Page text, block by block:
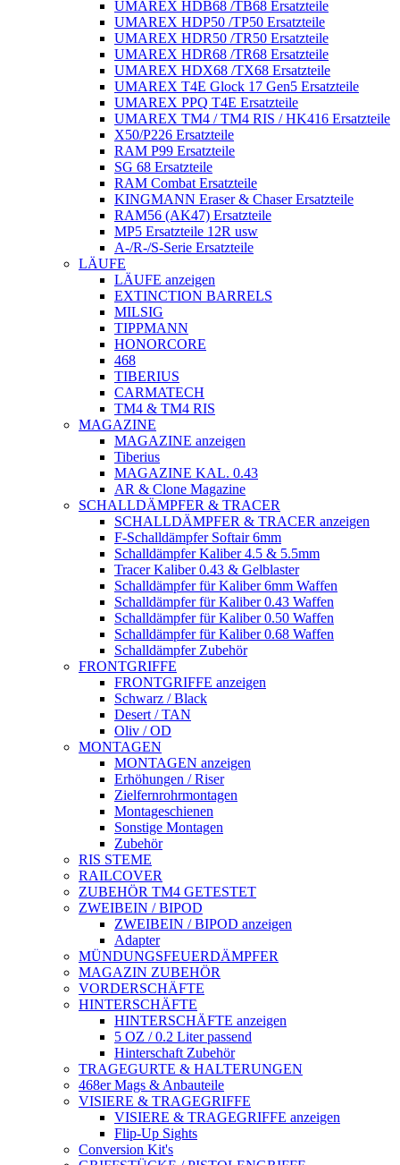
UMAREX HDB68 /TB68 Ersatzteile
UMAREX HDP50 /TP50 Ersatzteile
UMAREX HDR50 /TR50 Ersatzteile
UMAREX HDR68 /TR68 Ersatzteile
UMAREX HDX68 /TX68 Ersatzteile
UMAREX T4E Glock 17 Gen5 Ersatzteile
UMAREX PPQ T4E Ersatzteile
UMAREX TM4 / TM4 RIS / HK416 Ersatzteile
X50/P226 Ersatzteile
RAM P99 Ersatzteile
SG 68 Ersatzteile
RAM Combat Ersatzteile
KINGMANN Eraser & Chaser Ersatzteile
RAM56 (AK47) Ersatzteile
MP5 Ersatzteile 12R usw
A-/R-/S-Serie Ersatzteile
LÄUFE
LÄUFE anzeigen
EXTINCTION BARRELS
MILSIG
TIPPMANN
HONORCORE
468
TIBERIUS
CARMATECH
TM4 & TM4 RIS
MAGAZINE
MAGAZINE anzeigen
Tiberius
MAGAZINE KAL. 0.43
AR & Clone Magazine
SCHALLDÄMPFER & TRACER
SCHALLDÄMPFER & TRACER anzeigen
F-Schalldämpfer Softair 6mm
Schalldämpfer Kaliber 4.5 & 5.5mm
Tracer Kaliber 0.43 & Gelblaster
Schalldämpfer für Kaliber 6mm Waffen
Schalldämpfer für Kaliber 0.43 Waffen
Schalldämpfer für Kaliber 0.50 Waffen
Schalldämpfer für Kaliber 0.68 Waffen
Schalldämpfer Zubehör
FRONTGRIFFE
FRONTGRIFFE anzeigen
Schwarz / Black
Desert / TAN
Oliv / OD
MONTAGEN
MONTAGEN anzeigen
Erhöhungen / Riser
Zielfernrohrmontagen
Montageschienen
Sonstige Montagen
Zubehör
RIS STEME
RAILCOVER
ZUBEHÖR TM4 GETESTET
ZWEIBEIN / BIPOD
ZWEIBEIN / BIPOD anzeigen
Adapter
MÜNDUNGSFEUERDÄMPFER
MAGAZIN ZUBEHÖR
VORDERSCHÄFTE
HINTERSCHÄFTE
HINTERSCHÄFTE anzeigen
5 OZ / 0.2 Liter passend
Hinterschaft Zubehör
TRAGEGURTE & HALTERUNGEN
468er Mags & Anbauteile
VISIERE & TRAGEGRIFFE
VISIERE & TRAGEGRIFFE anzeigen
Flip-Up Sights
Conversion Kit's